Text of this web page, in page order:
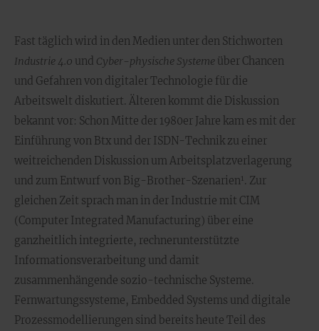
Fast täglich wird in den Medien unter den Stichworten
Industrie 4.0 und Cyber-physische Systeme über Chancen
und Gefahren von digitaler Technologie für die
Arbeitswelt diskutiert. Älteren kommt die Diskussion
bekannt vor: Schon Mitte der 1980er Jahre kam es mit der
Einführung von Btx und der ISDN-Technik zu einer
weitreichenden Diskussion um Arbeitsplatzverlagerung
und zum Entwurf von Big-Brother-Szenarien1 . Zur
gleichen Zeit sprach man in der Industrie mit CIM
(Computer Integrated Manufacturing) über eine
ganzheitlich integrierte, rechnerunterstützte
Informationsverarbeitung und damit
zusammenhängende sozio-technische Systeme.
Fernwartungssysteme, Embedded Systems und digitale
Prozessmodellierungen sind bereits heute Teil des